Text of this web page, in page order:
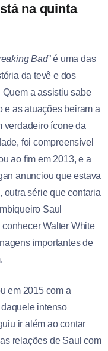
na quinta
Bad” é uma das
da tevê e dos
a assistiu sabe
e as atuações beiram a
verdadeiro ícone da
foi compreensível
ao fim em 2013, e a
anunciou que estava
outra série que contaria
Saul
Walter White
importantes de
em 2015 com a
intenso
ir além ao contar
relações de Saul com